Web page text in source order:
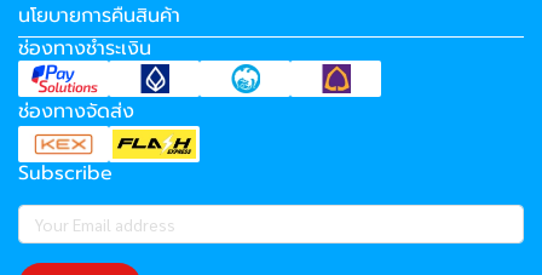
นโยบายการคืนสินค้า
ช่องทางชำระเงิน
ช่องทางจัดส่ง
Subscribe